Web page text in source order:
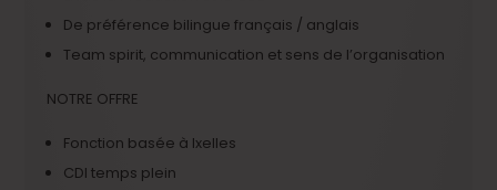
De préférence bilingue français / anglais
Team spirit, communication et sens de l’organisation
NOTRE OFFRE
Fonction basée à Ixelles
CDI temps plein